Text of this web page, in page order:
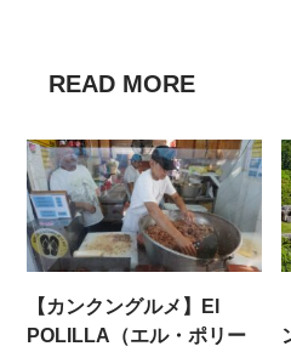
READ MORE
【カンクングルメ】El
POLILLA（エル・ポリー